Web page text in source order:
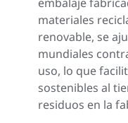
materiales
renovable, se
mundiales
uso, lo que
sostenibles al
residuos en la